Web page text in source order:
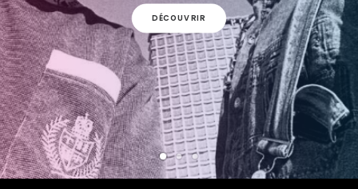
ARMY OF THE PHARAOHS
ARRESTED DEVELOPMENT
ARTIFACTS
A$AP FERG
A$AP ROCKY
ATMOSPHERE
A TRIBE CALLED QUEST
AZ
BABY KEEM
BADBADNOTGOOD
DÉCOUVRIR